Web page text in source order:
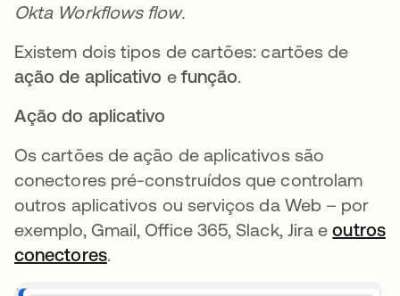
Okta Workflows flow.
Existem dois tipos de cartões: cartões de
ação de aplicativo e função.
Ação do aplicativo
Os cartões de ação de aplicativos são
conectores pré-construídos que controlam
outros aplicativos ou serviços da Web – por
exemplo, Gmail, Office 365, Slack, Jira eoutros
conectoresabre em uma nova guia
.